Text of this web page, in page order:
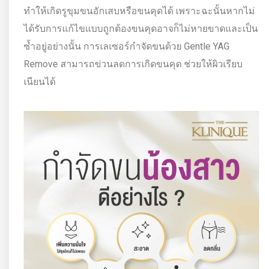
ทำให้เกิดรูขุมขนอักเสบหรือขนคุดได้ เพราะฉะนั้นหากไม่
ได้รับการแก้ไขแบบถูกต้องขนคุดอาจก็ไม่หายขาดและเป็น
ซ้ำอยู่อย่างนั้น การเลเซอร์กำจัดขนด้วย Gentle YAG
Remove สามารถข่วนลดการเกิดขนคุด ช่วยให้ผิวเรียบ
เนียนได้